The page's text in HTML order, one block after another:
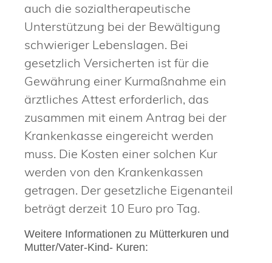
auch die sozialtherapeutische
Unterstützung bei der Bewältigung
schwieriger Lebenslagen. Bei
gesetzlich Versicherten ist für die
Gewährung einer Kurmaßnahme ein
ärztliches Attest erforderlich, das
zusammen mit einem Antrag bei der
Krankenkasse eingereicht werden
muss. Die Kosten einer solchen Kur
werden von den Krankenkassen
getragen. Der gesetzliche Eigenanteil
beträgt derzeit 10 Euro pro Tag.
Weitere Informationen zu Mütterkuren und
Mutter/Vater-Kind- Kuren: